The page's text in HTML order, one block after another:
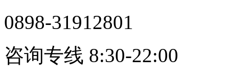
0898-31912801
咨询专线 8:30-22:00